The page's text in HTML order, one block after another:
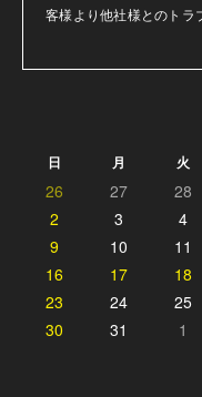
客様より他社様とのトラ
日 月 火
26 27 28
2
3 4
9
10 11
16
17 18
23
24 25
30
31 1